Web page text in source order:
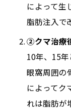
によって生
脂肪注入で
②クマ治療
10年、15
眼窩周囲の
によってク
れは脂肪が